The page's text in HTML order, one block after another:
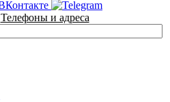
Телефоны и адреса